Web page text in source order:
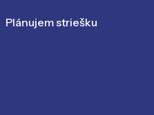
Plánujem striešku